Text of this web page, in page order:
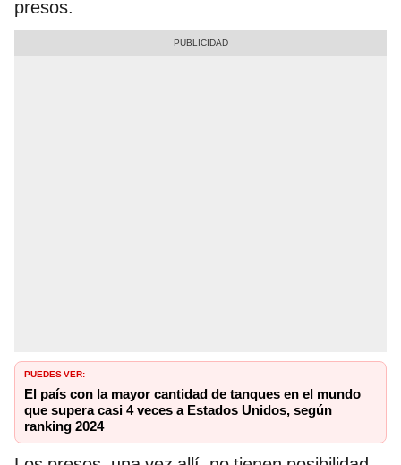
presos.
PUEDES VER:
El país con la mayor cantidad de tanques en el mundo
que supera casi 4 veces a Estados Unidos, según
ranking 2024